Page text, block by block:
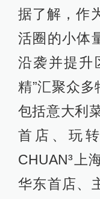
据了解，作
活圈的小体
沿袭并提升
精”汇聚众
包括意大利
首店、玩
CHUAN³上
华东首店、